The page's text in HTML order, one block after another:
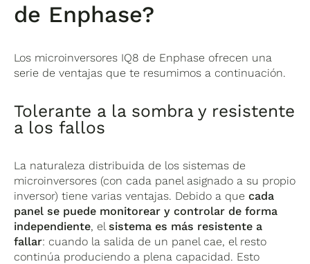
de Enphase?
Los microinversores IQ8 de Enphase ofrecen una
serie de ventajas que te resumimos a continuación.
Tolerante a la sombra y resistente
a los fallos
La naturaleza distribuida de los sistemas de
microinversores (con cada panel asignado a su propio
inversor) tiene varias ventajas. Debido a quecada
panel se puede monitorear y controlar de forma
independiente, elsistema es más resistente a
fallar: cuando la salida de un panel cae, el resto
continúa produciendo a plena capacidad. Esto